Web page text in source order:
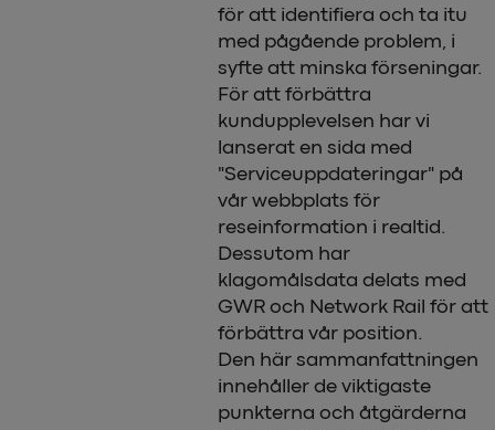
för att identifiera och ta itu
med pågående problem, i
syfte att minska förseningar.
För att förbättra
kundupplevelsen har vi
lanserat en sida med
"Serviceuppdateringar" på
vår webbplats för
reseinformation i realtid.
Dessutom har
klagomålsdata delats med
GWR och Network Rail för att
förbättra vår position.
Den här sammanfattningen
innehåller de viktigaste
punkterna och åtgärderna